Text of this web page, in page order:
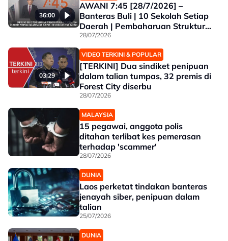
36:00
AWANI 7:45 [28/7/2026] –
Banteras Buli | 10 Sekolah Setiap
Daerah | Pembaharuan Struktur
Perlu Dipercepatkan | Sindiket
Penipuan Dalam Talian Tumpas
28/07/2026
03:29
VIDEO TERKINI & POPULAR
[TERKINI] Dua sindiket penipuan
dalam talian tumpas, 32 premis di
Forest City diserbu
28/07/2026
MALAYSIA
15 pegawai, anggota polis
ditahan terlibat kes pemerasan
terhadap 'scammer'
28/07/2026
DUNIA
Laos perketat tindakan banteras
jenayah siber, penipuan dalam
talian
25/07/2026
DUNIA